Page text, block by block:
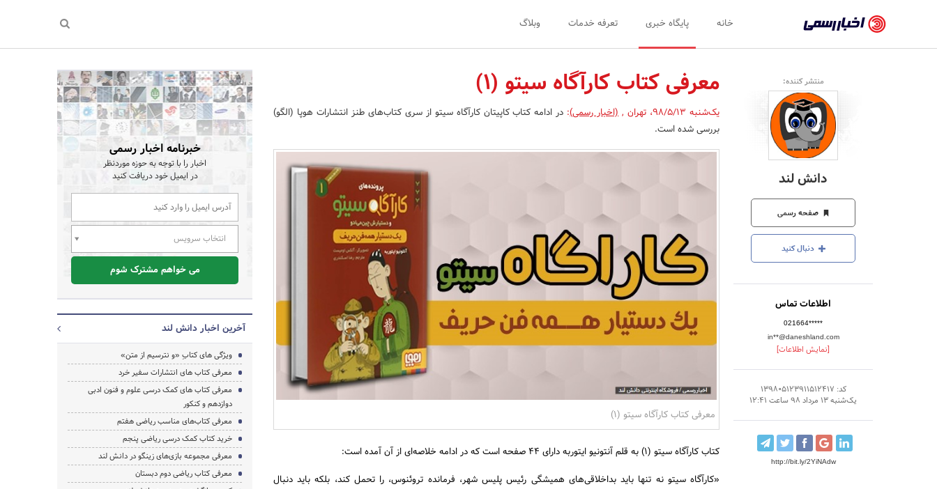
رسمی
-
اخبار
تایید
شده
شرکت‌ها،
سازمان‌ها
و
روابط
عمومی‌ها
خانه پایگاه خبری تعرفه خدمات وبلاگ
منتشر کننده:
دانش لند
صفحه رسمی
دنبال کنید
اطلاعات تماس
021664*****
in**@daneshland.com
[نمایش اطلاعات]
کد: 139805123911512417
یک‌شنبه 13 مرداد 98 ساعت 12:41
http://bit.ly/2YiNAdw
معرفی کتاب کارآگاه سیتو (1)
یک‌شنبه 98/5/13 ، تهران ,(اخبار رسمی): در ادامه کتاب کاپیتان کارآگاه سیتو از سری کتاب‌های طنز انتشارات هوپا (الگو)
بررسی شده است.
معرفی کتاب کارآگاه سیتو (1)
کتاب کارآگاه سیتو (۱) به قلم آنتونیو ایتوربه دارای ۴۴ صفحه است که در ادامه خلاصه‌ای از آن آمده است:
«کارآگاه سیتو نه‌ تنها باید بداخلاقی‌‌های همیشگی رئیس ‌پلیس شهر، فرمانده تروئنوس، را تحمل کند، بلکه باید دنبال
خبرنامه اخبار رسمی
اخبار را با توجه به حوزه موردنظر
در ایمیل خود دریافت کنید
انتخاب سرویس
می خواهم مشترک شوم
آخرین اخبار دانش لند
ویژگی های کتابِ «و نترسیم از متن»
معرفی کتاب ‌های انتشارات سفیر خرد
معرفی کتاب های کمک درسی علوم و فنون ادبی
دوازدهم و کنکور
معرفی کتاب‌های مناسب ریاضی هفتم
خرید کتاب کمک درسی ریاضی پنجم
معرفی مجموعه بازی‌های زینگو در دانش لند
معرفی کتاب ریاضی دوم دبستان